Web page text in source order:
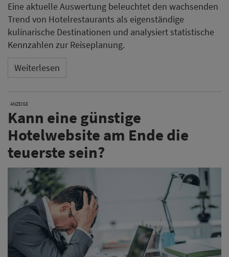
Eine aktuelle Auswertung beleuchtet den wachsenden
Trend von Hotelrestaurants als eigenständige
kulinarische Destinationen und analysiert statistische
Kennzahlen zur Reiseplanung.
Weiterlesen
ANZEIGE
Kann eine günstige
Hotelwebsite am Ende die
teuerste sein?